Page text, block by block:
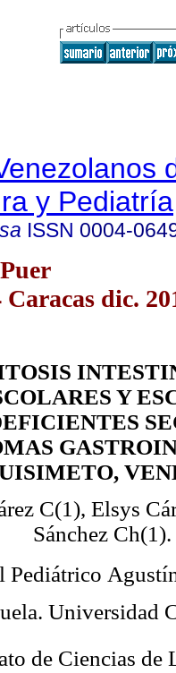
y Pediatría
ISSN 0004-
Caracas dic.
Y
C(1), Elsys
Sánchez Ch(1).
Pediátrico
Universidad
de Ciencias